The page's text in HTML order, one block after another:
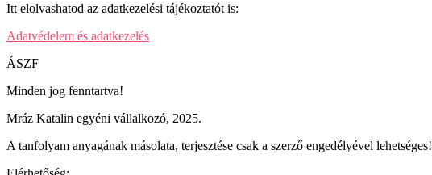
Itt elolvashatod az adatkezelési tájékoztatót is:
Adatvédelem és adatkezelés
ÁSZF
Minden jog fenntartva!
Mráz Katalin egyéni vállalkozó, 2025.
A tanfolyam anyagának másolata, terjesztése csak a szerző engedélyével lehetséges!